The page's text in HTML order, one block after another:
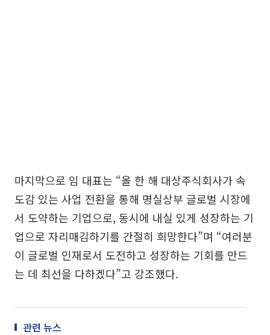
마지막으로 임 대표는 “올 한 해 대상주식회사가 속
도감 있는 사업 전환을 통해 명실상부 글로벌 시장에
서 도약하는 기업으로, 동시에 내실 있게 성장하는 기
업으로 자리매김하기를 간절히 희망한다”며 “여러분
이 글로벌 인재로서 도전하고 성장하는 기회를 만드
는 데 최선을 다하겠다”고 강조했다.
관련 뉴스